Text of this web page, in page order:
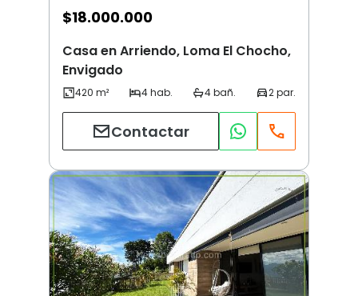
$18.000.000
Casa en Arriendo, Loma El Chocho,
Envigado
Contactar